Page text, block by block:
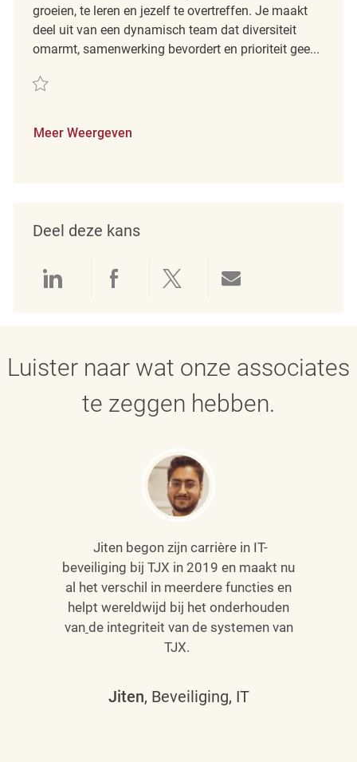
groeien, te leren en jezelf te overtreffen. Je maakt
deel uit van een dynamisch team dat diversiteit
omarmt, samenwerking bevordert en prioriteit gee...
Redden Retail Loss Prevention Detective REQ142443
Meer Weergeven
Deel deze kans
Delen via LinkedIn
Delen via Facebook
Delen via twitter
Luister naar wat onze associates
te zeggen hebben.
Jiten begon zijn carrière in IT-
beveiliging bij TJX in 2019 en maakt nu
al het verschil in meerdere functies en
helpt wereldwijd bij het onderhouden
van de integriteit van de systemen van
TJX.
Jiten, Beveiliging, IT